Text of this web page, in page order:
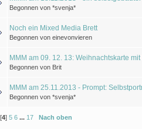
Begonnen von *svenja*
Noch ein Mixed Media Brett
Begonnen von einevonvieren
MMM am 09. 12. 13: Weihnachtskarte
Begonnen von Brit
MMM am 25.11.2013 - Prompt:
Begonnen von *svenja*
[4]5 6 ... 17 Nach oben